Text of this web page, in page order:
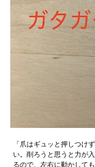
「爪はギュッと押しつけ
い。削ろうと思うと力が
るので、左右に動かして